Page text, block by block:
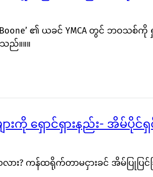
Boone’ ၏ ယခင် YMCA တွင် ဘဝသ
။။။
းကို ရှောင်ရှားနည်း- အိမ်ပို
ား? ကန်ထရိုက်တာမငှားခင် အိမ်ပြုပ